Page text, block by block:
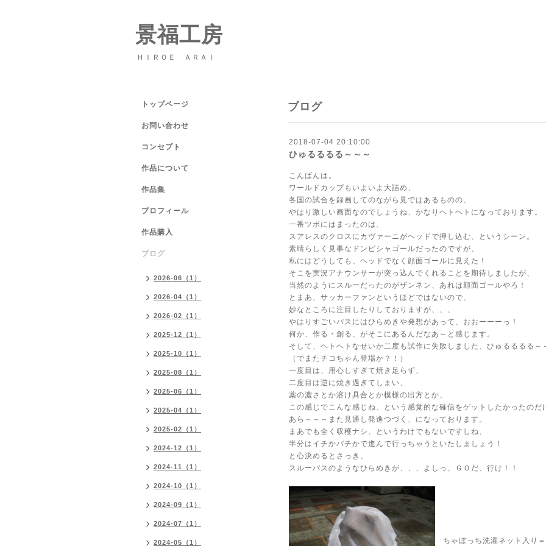
景福工房
ＨＩＲＯＥ ＡＲＡＩ
ブログ
2018-07-04 20:10:00
ひゅるるるる～～～
こんばんは。
ワールドカップもいよいよ大詰め、
各国の試合を録画してのながら見ではあるものの、
やはり激しい画面なのでしょうね、かなりヘトヘトになっております。
一番ツボにはまったのは、
スアレスのクロスにカヴァーニがヘッドで押し込む、というシーン。
素晴らしく見事なドンピシャゴールだったのですが、
私にはどうしても、ヘッドでなく顔面ゴールに見えた！
そこを実況アナウンサーが突っ込んでくれることを期待しましたが、
当然のようにスルーだったのがザンネン、あれは顔面ゴールやろ！
とまあ、サッカーファンというほどではないので、
妙なところに注目したりしておりますが、、、
やはりすごいパスにはひらめきや発想があって、おおーーーっ！
何か、作る・創る、がそこにあるんだなあ～と感じます。
そして、ヘトヘトなせいか二度も試作に失敗しました、ひゅるるるる～
（でまたチコちゃん登場か？！）
一度目は、用心しすぎて焼き足らず、
二度目は逆に焼き過ぎてしまい、
薬の濃さとか溶け具合とか模様の出方とか、
この感じでこんな感じね、という感覚的な確信をゲットしたかったのだ
あら～～～また見通し発進つづく、になっております。
まあでも全く収穫ナシ、というわけでもないですしね、
半分はイチかバチかで進んで行っちゃうといたしましょう！
と心決めるとさっき、
スルーパスのようなひらめきが、、、よしっ、ＧＯだ、行け！！
ちゃぼっち洗濯ネット入り
トップページ
お問い合わせ
コンセプト
作品について
作品集
プロフィール
作品購入
ブログ
2026-06（1）
2026-04（1）
2026-02（1）
2025-12（1）
2025-10（1）
2025-08（1）
2025-06（1）
2025-04（1）
2025-02（1）
2024-12（1）
2024-11（1）
2024-10（1）
2024-09（1）
2024-07（1）
2024-05（1）